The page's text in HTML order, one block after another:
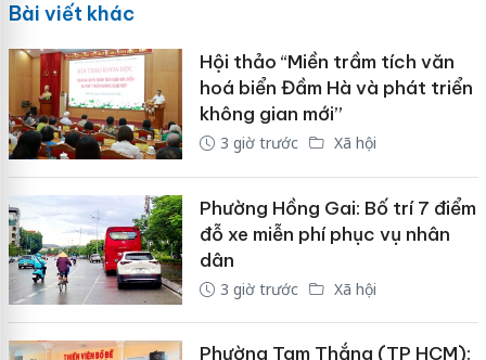
Bài viết khác
Hội thảo “Miền trầm tích văn
hoá biển Đầm Hà và phát triển
không gian mới”
3 giờ trước Xã hội
Phường Hồng Gai: Bố trí 7 điểm
đỗ xe miễn phí phục vụ nhân
dân
3 giờ trước Xã hội
Phường Tam Thắng (TP HCM):